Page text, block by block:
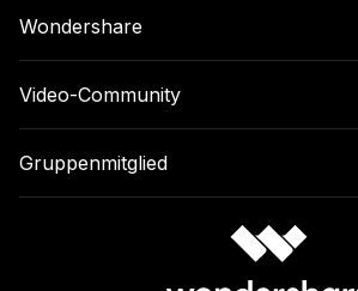
Wondershare
Video-Community
Gruppenmitglied